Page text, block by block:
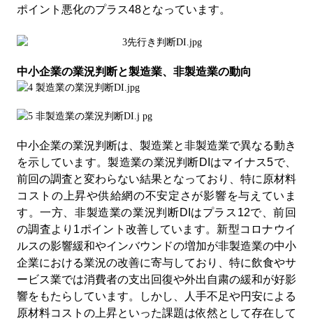
ポイント悪化のプラス48となっています。
中小企業の業況判断と製造業、非製造業の動向
中小企業の業況判断は、製造業と非製造業で異なる動き
を示しています。製造業の業況判断DI はマイナス5で、
前回の調査と変わらない結果となっており、特に原材料
コストの上昇や供給網の不安定さが影響を与えていま
す。一方、非製造業の業況判断DI はプラス 12で、前回
の調査より 1ポイント改善しています。新型コロナウイ
ルスの影響緩和やインバウンドの増加が非製造業の中小
企業における業況の改善に寄与しており、特に飲食やサ
ービス業では消費者の支出回復や外出自粛の緩和が好影
響をもたらしています。しかし、人手不足や円安による
原材料コストの上昇といった課題は依然として存在して